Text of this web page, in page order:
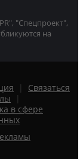
"Спецпроект",
на
| Связаться
|
в сфере